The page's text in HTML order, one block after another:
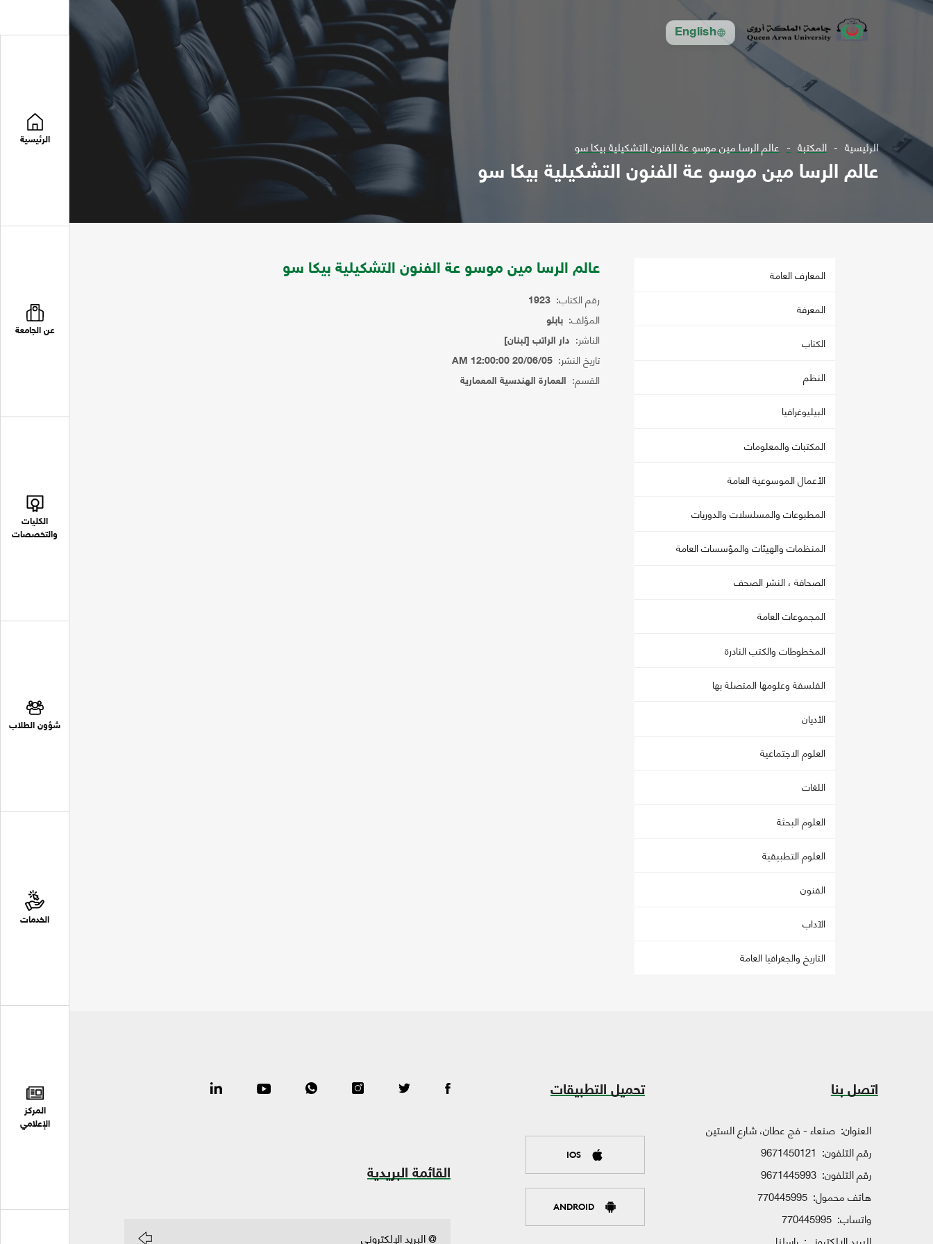
English
الرئيسية
عن الجامعة
الكليات
والتخصصات
شؤون الطلاب
الخدمات
المركز
الإعلامي
الرئيسية المكتبة عالم الرسا مين موسو عة الفنون التشكيلية بيكا سو
عالم الرسا مين موسو عة الفنون التشكيلية بيكا سو
المعارف العامة
المعرفة
الكتاب
النظم
البيليوغرافيا
المكتبات والمعلومات
الأعمال الموسوعية العامة
المطبوعات والمسلسلات والدوريات
المنظمات والهيئات والمؤسسات العامة
الصحافة ، النشر الصحف
المجموعات العامة
المخطوطات والكتب النادرة
الفلسفة وعلومها المتصلة بها
الأديان
العلوم الاجتماعية
اللغات
العلوم البحثة
العلوم التطبيقية
الفنون
الآداب
التاريخ والجغرافيا العامة
عالم الرسا مين موسو عة الفنون التشكيلية بيكا سو
رقم الكتاب: 1923
المؤلف: بابلو
الناشر: دار الراتب [لبنان]
تاريخ النشر: 20/06/05 12:00:00 AM
القسم: العمارة الهندسية المعمارية
اتصل بنا
العنوان: صنعاء - فج عطان، شارع الستين
رقم التلفون: 9671450121
رقم التلفون: 9671445993
هاتف محمول: 770445995
واتساب: 770445995
تحميل التطبيقات
IOS
ANDROID
القائمة البريدية